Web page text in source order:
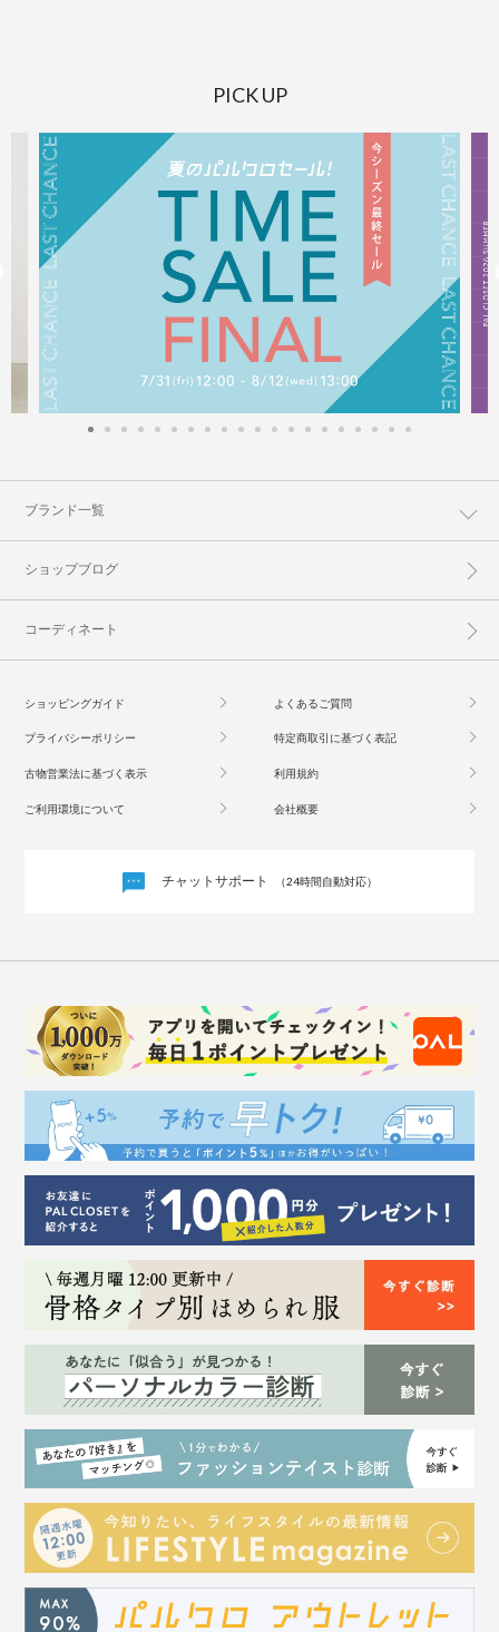
PICK UP
ブランド一覧
ショップブログ
コーディネート
ショッピングガイド よくあるご質問
プライバシーポリシー 特定商取引に基づく表記
古物営業法に基づく表示 利用規約
ご利用環境について 会社概要
チャットサポート （24時間自動対応）